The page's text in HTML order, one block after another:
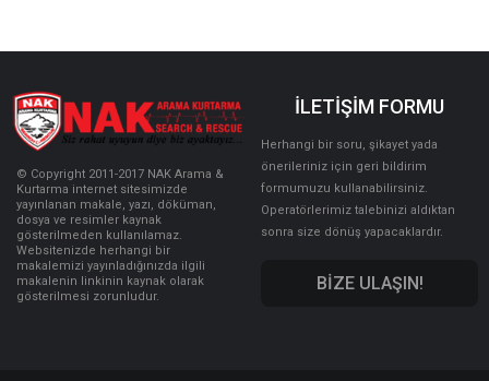
© Copyright 2011-2017 NAK Arama &
Kurtarma internet sitesimizde
yayınlanan makale, yazı, döküman,
dosya ve resimler kaynak
gösterilmeden kullanılamaz.
Websitenizde herhangi bir
makalemizi yayınladığınızda ilgili
makalenin linkinin kaynak olarak
gösterilmesi zorunludur.
İLETİŞİM FORMU
Herhangi bir soru, şikayet yada
önerileriniz için geri bildirim
formumuzu kullanabilirsiniz.
Operatörlerimiz talebinizi aldıktan
sonra size dönüş yapacaklardır.
BİZE ULAŞIN!